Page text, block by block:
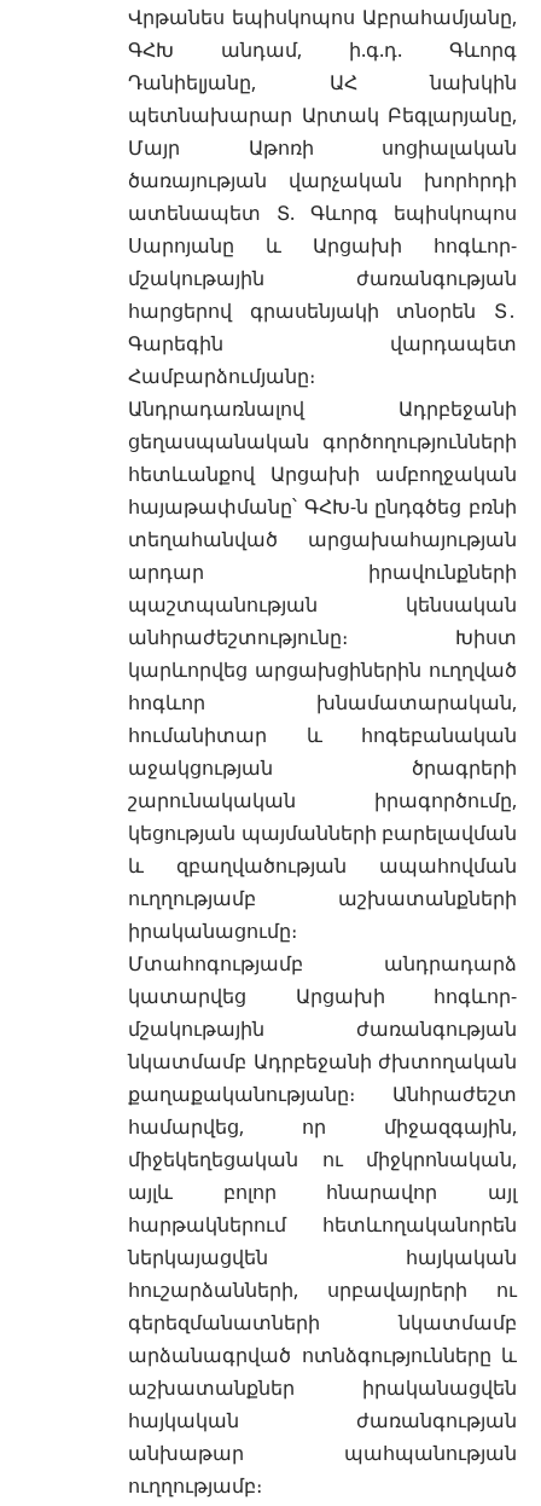
Վրթանես եպիսկոպոս Աբրահամյանը,
ԳՀԽ անդամ, ի.գ.դ. Գևորգ
Դանիելյանը, ԱՀ նախկին
պետնախարար Արտակ Բեգլարյանը,
Մայր Աթոռի սոցիալական
ծառայության վարչական խորհրդի
ատենապետ Տ. Գևորգ եպիսկոպոս
Սարոյանը և Արցախի հոգևոր-
մշակութային ժառանգության
հարցերով գրասենյակի տնօրեն Տ․
Գարեգին վարդապետ
Համբարձումյանը։
Անդրադառնալով Ադրբեջանի
ցեղասպանական գործողությունների
հետևանքով Արցախի ամբողջական
հայաթափմանը՝ ԳՀԽ-ն ընդգծեց բռնի
տեղահանված արցախահայության
արդար իրավունքների
պաշտպանության կենսական
անհրաժեշտությունը։ Խիստ
կարևորվեց արցախցիներին ուղղված
հոգևոր խնամատարական,
հումանիտար և հոգեբանական
աջակցության ծրագրերի
շարունակական իրագործումը,
կեցության պայմանների բարելավման
և զբաղվածության ապահովման
ուղղությամբ աշխատանքների
իրականացումը։
Մտահոգությամբ անդրադարձ
կատարվեց Արցախի հոգևոր-
մշակութային ժառանգության
նկատմամբ Ադրբեջանի ժխտողական
քաղաքականությանը։ Անհրաժեշտ
համարվեց, որ միջազգային,
միջեկեղեցական ու միջկրոնական,
այլև բոլոր հնարավոր այլ
հարթակներում հետևողականորեն
ներկայացվեն հայկական
հուշարձանների, սրբավայրերի ու
գերեզմանատների նկատմամբ
արձանագրված ոտնձգությունները և
աշխատանքներ իրականացվեն
հայկական ժառանգության
անխաթար պահպանության
ուղղությամբ։